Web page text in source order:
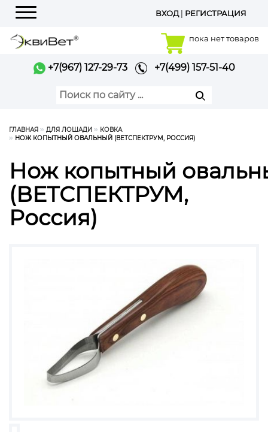
Меню
ВХОД| РЕГИСТРАЦИЯ
пока нет товаров
+7(967) 127-29-73 +7(499) 157-51-40
ГЛАВНАЯ ДЛЯ ЛОШАДИ
КОВКА
НОЖ КОПЫТНЫЙ ОВАЛЬНЫЙ (ВЕТСПЕКТРУМ, РОССИЯ)
Нож копытный
(ВЕТСПЕКТРУМ,
Россия)